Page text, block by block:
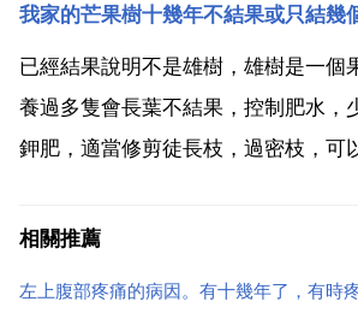
零度是一個標準大氣壓下，空氣中水
中的水蒸氣 達到平衡時的溫度。如
已經結果說明不是雄樹，雄樹是一個
養過多隻會長葉不結果，控制肥水，
鉀肥，適當修剪徒長枝，過密枝，可
花中間只有一個柱頭 兩性花兩種都有
相關推薦